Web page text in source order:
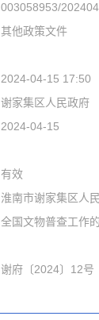
003058953/
其他政策文件
2024-04-15 17:50
谢家集区人民政府
2024-04-15
有效
淮南市谢家集区人
全国文物普查工作
谢府〔2024〕12号